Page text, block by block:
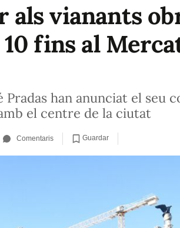
als vianants
fins al
Pradas han anunciat el seu
el centre de la ciutat
Comentaris Guardar